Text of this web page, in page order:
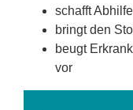
schafft
bringt den
beugt
vor